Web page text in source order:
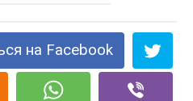
на Facebook